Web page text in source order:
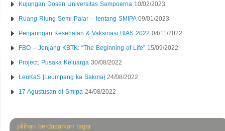
Kujungan Dosen Universitas Sampoerna 10/02/2023
Ruang Riung Semi Palar – tentang SMIPA 09/01/2023
Penjaringan Kesehatan & Vaksinasi BIAS 2022 04/11/2022
FBO – Jenjang KBTK: “The Beginning of Life” 15/09/2022
Project: Pusaka Keluarga 30/08/2022
LeuKaS [Leumpang ka Sakola] 24/08/2022
17 Agustusan di Smipa 24/08/2022
pilihan berdasarkan tagar